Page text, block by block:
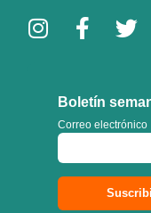
Boletín
Correo electrónico